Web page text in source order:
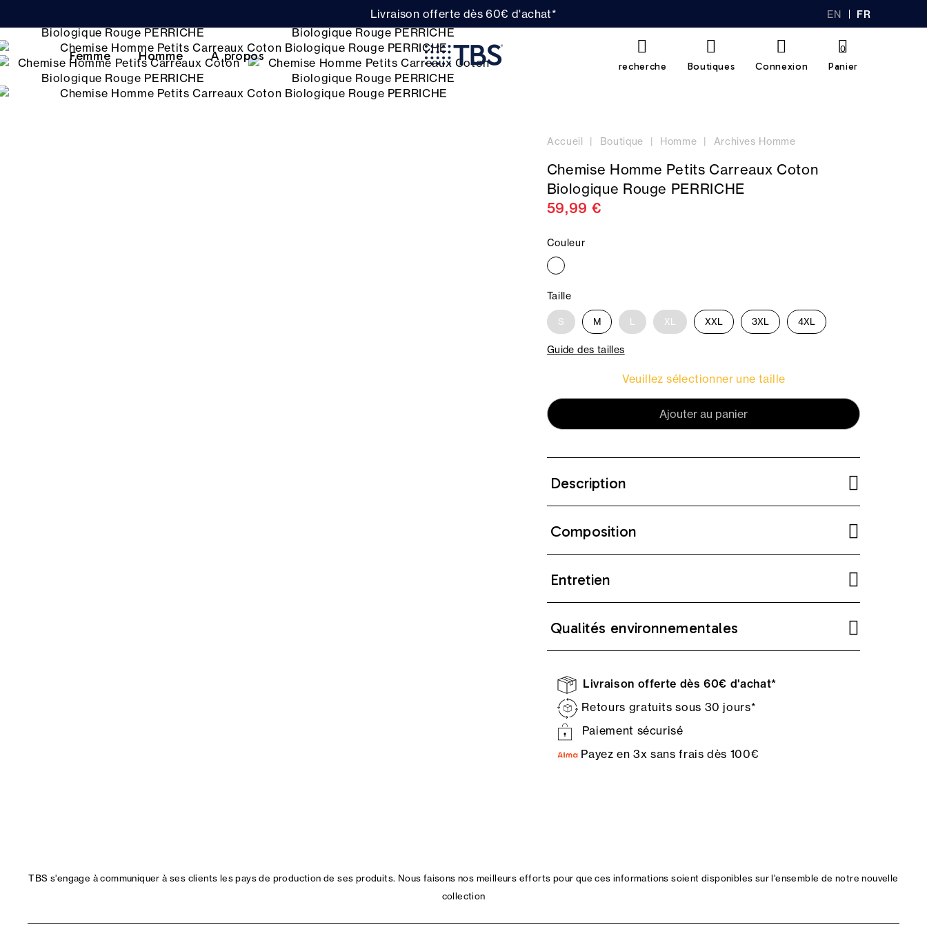
Livraison offerte dès 60€ d'achat* EN FR
Femme Homme A propos
recherche Boutiques Connexion Panier
0
Accueil Boutique Homme Archives Homme
Chemise Homme Petits Carreaux Coton
Biologique Rouge PERRICHE
59,99 €
Couleur
Taille
S M L XL XXL 3XL 4XL
Guide des tailles
Veuillez sélectionner une taille
Ajouter au panier
Description
Composition
Entretien
Qualités environnementales
Livraison offerte dès 60€ d'achat*
Retours gratuits sous 30 jours*
Paiement sécurisé
Payez en 3x sans frais dès 100€
TBS s'engage à communiquer à ses clients les pays de production de ses produits. Nous faisons nos meilleurs efforts pour que ces informations soient disponibles sur l'ensemble de notre nouvelle
collection